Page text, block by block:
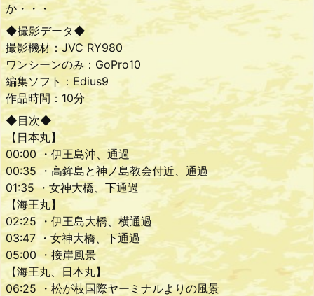
か・・・
◆撮影データ◆
撮影機材：JVC RY980
ワンシーンのみ：GoPro10
編集ソフト：Edius9
作品時間：10分
◆目次◆
【日本丸】
00:00 ・伊王島沖、通過
00:35 ・高鉾島と神ノ島教会付近、通過
01:35 ・女神大橋、下通過
【海王丸】
02:25 ・伊王島大橋、横通過
03:47 ・女神大橋、下通過
05:00 ・接岸風景
【海王丸、日本丸】
06:25 ・松が枝国際ヤーミナルよりの風景